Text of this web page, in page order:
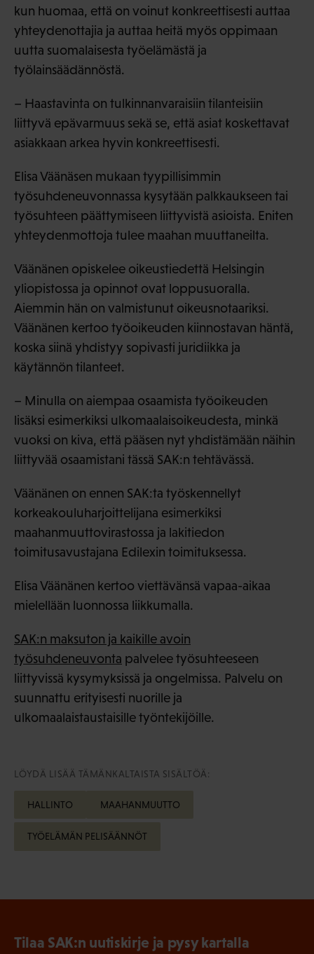
kun huomaa, että on voinut konkreettisesti auttaa
yhteydenottajia ja auttaa heitä myös oppimaan
uutta suomalaisesta työelämästä ja
työlainsäädännöstä.
– Haastavinta on tulkinnanvaraisiin tilanteisiin
liittyvä epävarmuus sekä se, että asiat koskettavat
asiakkaan arkea hyvin konkreettisesti.
Elisa Väänäsen mukaan tyypillisimmin
työsuhdeneuvonnassa kysytään palkkaukseen tai
työsuhteen päättymiseen liittyvistä asioista. Eniten
yhteydenmottoja tulee maahan muuttaneilta.
Väänänen opiskelee oikeustiedettä Helsingin
yliopistossa ja opinnot ovat loppusuoralla.
Aiemmin hän on valmistunut oikeusnotaariksi.
Väänänen kertoo työoikeuden kiinnostavan häntä,
koska siinä yhdistyy sopivasti juridiikka ja
käytännön tilanteet.
– Minulla on aiempaa osaamista työoikeuden
lisäksi esimerkiksi ulkomaalaisoikeudesta, minkä
vuoksi on kiva, että pääsen nyt yhdistämään näihin
liittyvää osaamistani tässä SAK:n tehtävässä.
Väänänen on ennen SAK:ta työskennellyt
korkeakouluharjoittelijana esimerkiksi
maahanmuuttovirastossa ja lakitiedon
toimitusavustajana Edilexin toimituksessa.
Elisa Väänänen kertoo viettävänsä vapaa-aikaa
mielellään luonnossa liikkumalla.
SAK:n maksuton ja kaikille avoin
työsuhdeneuvonta palvelee työsuhteeseen
liittyvissä kysymyksissä ja ongelmissa. Palvelu on
suunnattu erityisesti nuorille ja
ulkomaalaistaustaisille työntekijöille.
LÖYDÄ LISÄÄ TÄMÄNKALTAISTA SISÄLTÖÄ:
HALLINTO MAAHANMUUTTO
TYÖELÄMÄN PELISÄÄNNÖT
Tilaa SAK:n uutiskirje ja pysy kartalla